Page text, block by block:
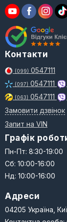
Контакти
(099) 0547111
(097) 0547111
(063) 0547111
Замовити дзвінок
Запит на VIN
Графік
Пн-Пт: 8:30-19:00
Сб: 10:00-16:00
Нд: 10:00-16:00
Адреси
04205 Україна,